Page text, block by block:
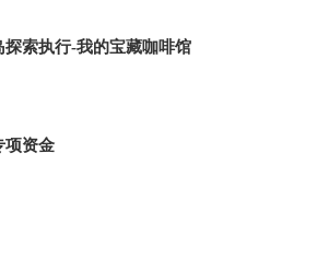
探索执行-我的宝藏咖啡馆
项资金